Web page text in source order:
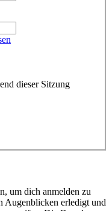
dieser Sitzung
um dich anmelden zu
Augenblicken erledigt und